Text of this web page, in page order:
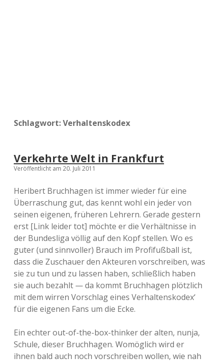
Schlagwort:Verhaltenskodex
Verkehrte Welt in Frankfurt
Veröffentlicht am 20. Juli 2011
Heribert Bruchhagen ist immer wieder für eine
Überraschung gut, das kennt wohl ein jeder von
seinen eigenen, früheren Lehrern. Gerade gestern
erst [Link leider tot] möchte er die Verhältnisse in
der Bundesliga völlig auf den Kopf stellen. Wo es
guter (und sinnvoller) Brauch im Profifußball ist,
dass die Zuschauer den Akteuren vorschreiben, was
sie zu tun und zu lassen haben, schließlich haben
sie auch bezahlt — da kommt Bruchhagen plötzlich
mit dem wirren Vorschlag eines Verhaltenskodex‘
für die eigenen Fans um die Ecke.
Ein echter out-of-the-box-thinker der alten, nunja,
Schule, dieser Bruchhagen. Womöglich wird er
ihnen bald auch noch vorschreiben wollen, wie nah